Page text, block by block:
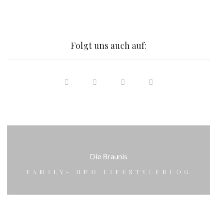
Folgt uns auch auf:
Die Braunis
FAMILY- UND LIFESTYLEBLOG